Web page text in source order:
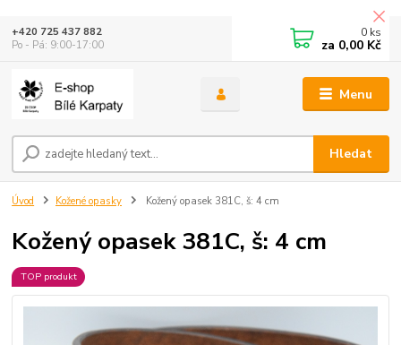
Menu
Hledat
+420 725 437 882
Po - Pá: 9:00-17:00
0 ks
za 0,00 Kč
Úvod Kožené opasky Kožený opasek 381C, š: 4 cm
Kožený opasek 381C, š: 4 cm
TOP produkt